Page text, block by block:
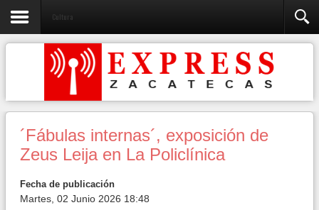
Cultura
´Fábulas internas´, exposición de
Zeus Leija en La Policlínica
Fecha de publicación
Martes, 02 Junio 2026 18:48